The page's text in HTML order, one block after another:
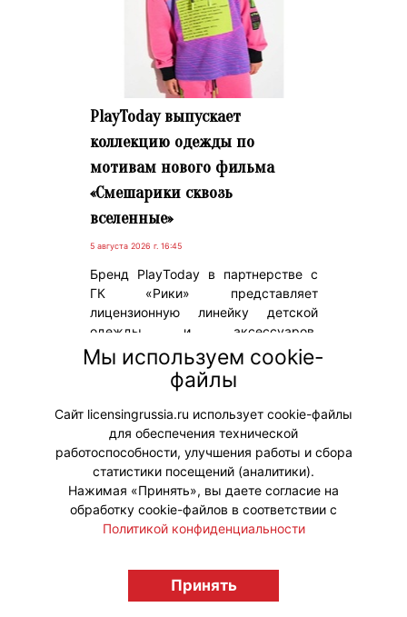
PlayToday выпускает
коллекцию одежды по
мотивам нового фильма
«Смешарики сквозь
вселенные»
5 августа 2026 г. 16:45
Бренд PlayToday в партнерстве с
ГК «Рики» представляет
лицензионную линейку детской
одежды и аксессуаров,
приуроченную к выходу нового
полнометражного игрового фильма,
который стартует в российском
прокате с 6 августа.
#ПродвижениеБренда #Коллаборации
licensingrussia.ru, 2009-2026 12+
Мы используем cookie-
файлы
Сайт licensingrussia.ru использует cookie-файлы
для обеспечения технической
работоспособности, улучшения работы и сбора
статистики посещений (аналитики).
Нажимая «Принять», вы даете согласие на
обработку cookie-файлов в соответствии с
Политикой конфиденциальности
Принять